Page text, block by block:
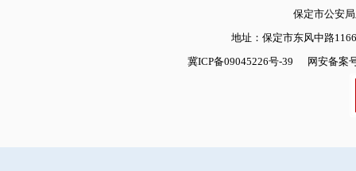
保定市公安
地址：保定市东风中路
冀ICP备09045226号-39
网安备案